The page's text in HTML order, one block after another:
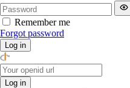
Remember me
Forgot password
Log in
Log in